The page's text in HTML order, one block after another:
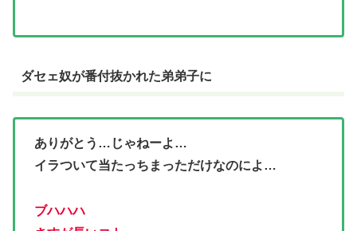
ダセェ奴が番付抜かれた弟弟子に
ありがとう…じゃねーよ…
イラついて当たっちまっただけなのによ…
ブハハハ